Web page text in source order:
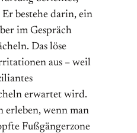
Er bestehe darin, ein
im Gespräch
Das löse
aus – weil
erwartet wird.
erleben, wenn man
Fußgängerzone